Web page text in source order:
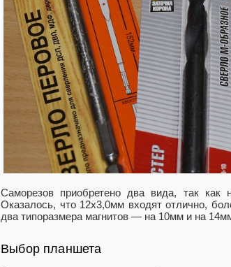
Саморезов приобретено два вида, так
Оказалось, что 12х3,0мм входят отлично,
два типоразмера магнитов — на 10мм и на
Выбор планшета